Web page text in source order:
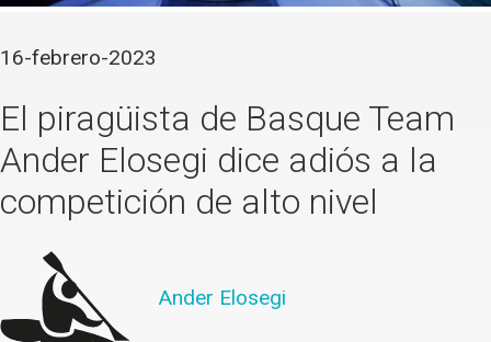
16-febrero-2023
El piragüista de Basque Team
Ander Elosegi dice adiós a la
competición de alto nivel
Ander Elosegi